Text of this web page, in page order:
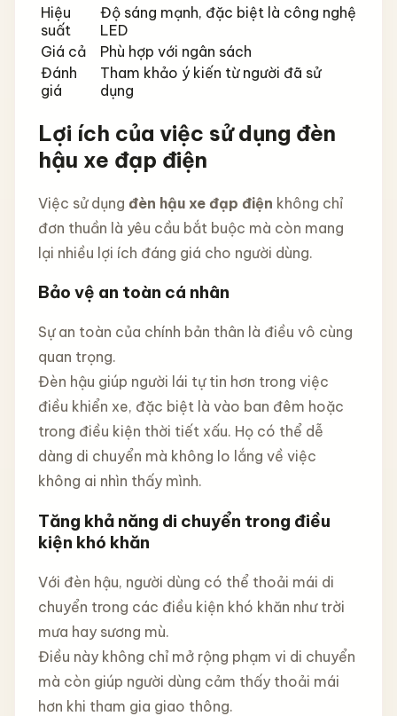
Hiệu
suất
Độ sáng mạnh, đặc biệt là công nghệ
LED
Giá cả
Phù hợp với ngân sách
Đánh
giá
Tham khảo ý kiến từ người đã sử
dụng
Lợi ích của việc sử dụng đèn
hậu xe đạp điện
Việc sử dụng đèn hậu xe đạp điện không chỉ
đơn thuần là yêu cầu bắt buộc mà còn mang
lại nhiều lợi ích đáng giá cho người dùng.
Bảo vệ an toàn cá nhân
Sự an toàn của chính bản thân là điều vô cùng
quan trọng.
Đèn hậu giúp người lái tự tin hơn trong việc
điều khiển xe, đặc biệt là vào ban đêm hoặc
trong điều kiện thời tiết xấu. Họ có thể dễ
dàng di chuyển mà không lo lắng về việc
không ai nhìn thấy mình.
Tăng khả năng di chuyển trong điều
kiện khó khăn
Với đèn hậu, người dùng có thể thoải mái di
chuyển trong các điều kiện khó khăn như trời
mưa hay sương mù.
Điều này không chỉ mở rộng phạm vi di chuyển
mà còn giúp người dùng cảm thấy thoải mái
hơn khi tham gia giao thông.